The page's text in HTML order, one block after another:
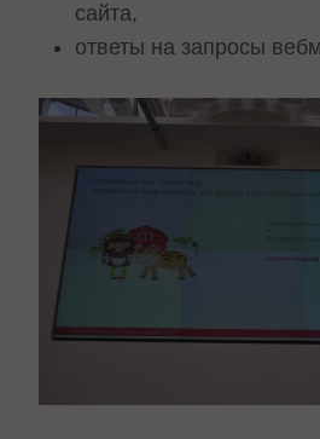
сайта,
ответы на запросы